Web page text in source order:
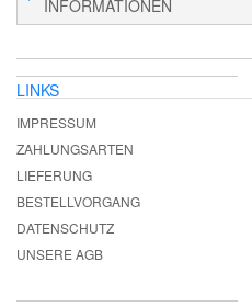
INFORMATIONEN
LINKS
IMPRESSUM
ZAHLUNGSARTEN
LIEFERUNG
BESTELLVORGANG
DATENSCHUTZ
UNSERE AGB